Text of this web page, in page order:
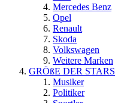
Mercedes Benz
Opel
Renault
Skoda
Volkswagen
Weitere Marken
GRÖßE DER STARS
Musiker
Politiker